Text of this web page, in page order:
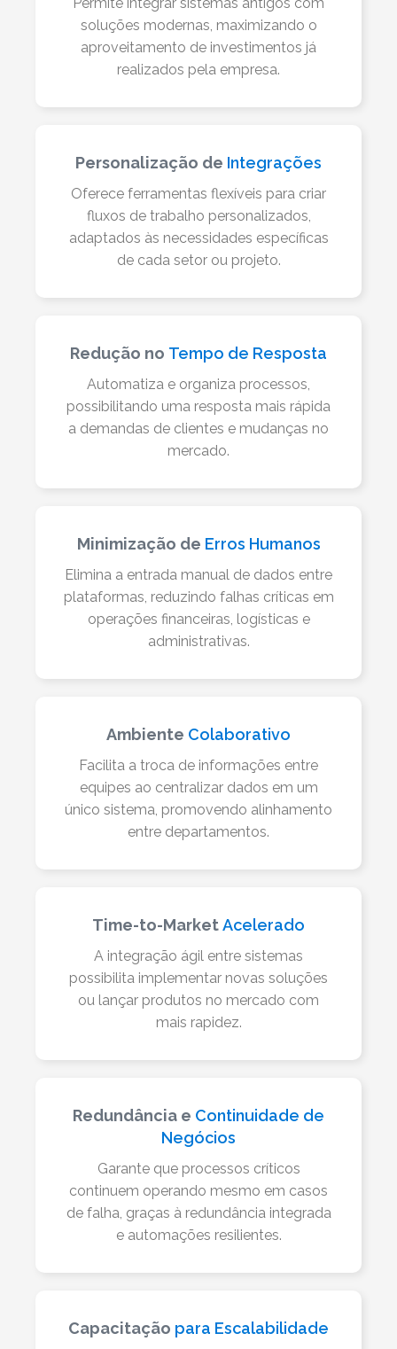
soluções modernas, maximizando o
aproveitamento de investimentos já
realizados pela empresa.
Personalização de Integrações
Oferece ferramentas flexíveis para criar
fluxos de trabalho personalizados,
adaptados às necessidades específicas
de cada setor ou projeto.
Redução no Tempo de Resposta
Automatiza e organiza processos,
possibilitando uma resposta mais rápida
a demandas de clientes e mudanças no
mercado.
Minimização de Erros Humanos
Elimina a entrada manual de dados entre
plataformas, reduzindo falhas críticas em
operações financeiras, logísticas e
administrativas.
Ambiente Colaborativo
Facilita a troca de informações entre
equipes ao centralizar dados em um
único sistema, promovendo alinhamento
entre departamentos.
Time-to-MarketAcelerado
A integração ágil entre sistemas
possibilita implementar novas soluções
ou lançar produtos no mercado com
mais rapidez.
Redundância e Continuidade de
Negócios
Garante que processos críticos
continuem operando mesmo em casos
de falha, graças à redundância integrada
e automações resilientes.
Capacitação para Escalabilidade